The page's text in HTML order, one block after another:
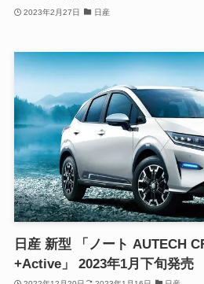
2023年2月27日 日産
日産 新型 「ノート AUTECH
+Active」 2023年1月下旬発売